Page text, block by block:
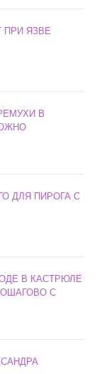
ПРИ ЯЗВЕ
В
ДЛЯ ПИРОГА С
В КАСТРЮЛЕ
С